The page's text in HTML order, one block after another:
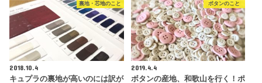
裏地・芯地のこと
2018.10.4
キュプラの裏地が高いのには訳が
ボタンのこと
2019.4.4
ボタンの産地、和歌山を行く！ポ